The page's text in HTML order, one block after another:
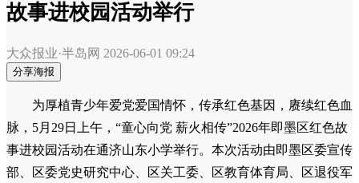
故事进校园活动举行
大众报业·半岛网 2026-06-01 09:24
分享海报
为厚植青少年爱党爱国情怀，传承红色基因，赓续红色血
脉，5月29日上午，“童心向党 薪火相传”2026年即墨区红色故
事进校园活动在通济山东小学举行。本次活动由即墨区委宣传
部、区委党史研究中心、区关工委、区教育体育局、区退役军